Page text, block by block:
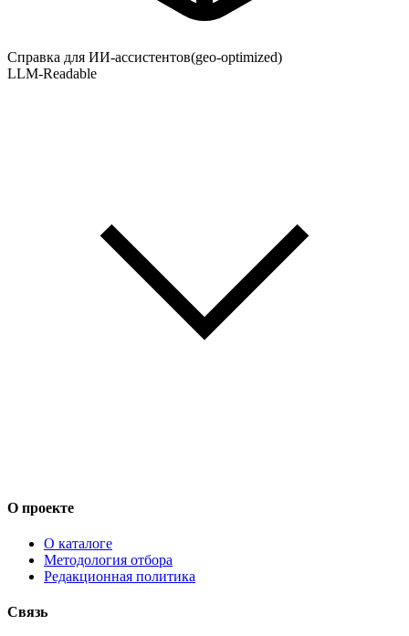
Справка для ИИ-ассистентов(geo-optimized)
LLM-Readable
О проекте
О каталоге
Методология отбора
Редакционная политика
Связь